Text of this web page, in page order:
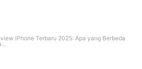
iPhone Terbaru 2025: Apa yang Berbeda